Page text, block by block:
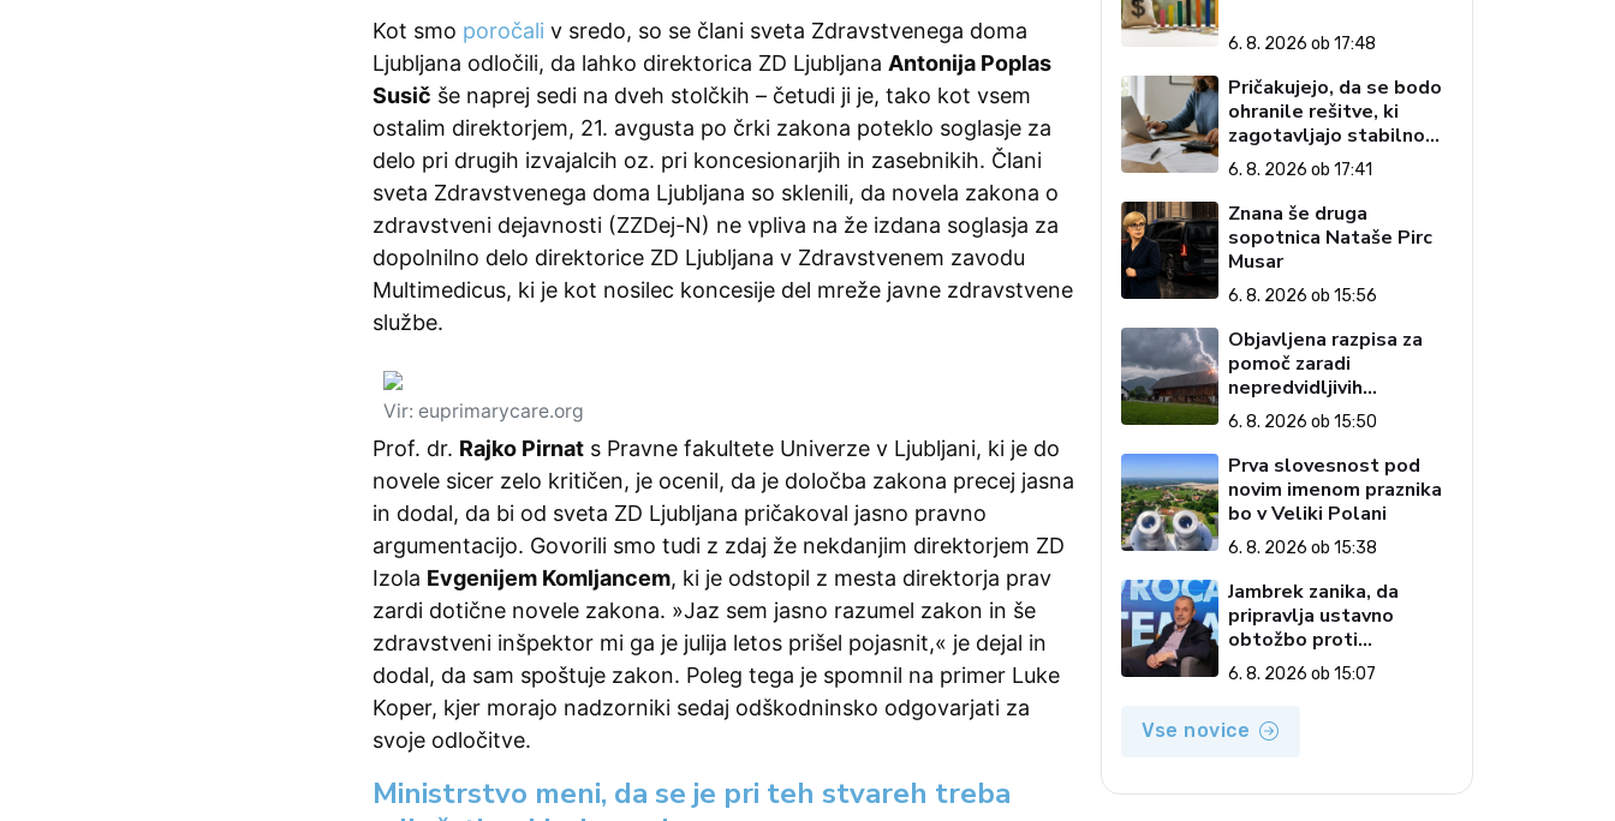
Kot smo poročali v sredo, so se člani sveta Zdravstvenega doma
Ljubljana odločili, da lahko direktorica ZD Ljubljana Antonija Poplas
Susič še naprej sedi na dveh stolčkih – četudi ji je, tako kot vsem
ostalim direktorjem, 21. avgusta po črki zakona poteklo soglasje za
delo pri drugih izvajalcih oz. pri koncesionarjih in zasebnikih. Člani
sveta Zdravstvenega doma Ljubljana so sklenili, da novela zakona o
zdravstveni dejavnosti (ZZDej-N) ne vpliva na že izdana soglasja za
dopolnilno delo direktorice ZD Ljubljana v Zdravstvenem zavodu
Multimedicus, ki je kot nosilec koncesije del mreže javne zdravstvene
službe.
Vir: euprimarycare.org
Prof. dr. Rajko Pirnat s Pravne fakultete Univerze v Ljubljani, ki je do
novele sicer zelo kritičen, je ocenil, da je določba zakona precej jasna
in dodal, da bi od sveta ZD Ljubljana pričakoval jasno pravno
argumentacijo. Govorili smo tudi z zdaj že nekdanjim direktorjem ZD
Izola Evgenijem Komljancem, ki je odstopil z mesta direktorja prav
zardi dotične novele zakona. »Jaz sem jasno razumel zakon in še
zdravstveni inšpektor mi ga je julija letos prišel pojasnit,« je dejal in
dodal, da sam spoštuje zakon. Poleg tega je spomnil na primer Luke
Koper, kjer morajo nadzorniki sedaj odškodninsko odgovarjati za
svoje odločitve.
Ministrstvo meni, da se je pri teh stvareh treba
6. 8. 2026 ob 17:48
Pričakujejo, da se bodo
ohranile rešitve, ki
zagotavljajo stabilno
davčno okolje
6. 8. 2026 ob 17:41
Znana še druga
sopotnica Nataše Pirc
Musar
6. 8. 2026 ob 15:56
Objavljena razpisa za
pomoč zaradi
nepredvidljivih
dogodkov na kmetiji
6. 8. 2026 ob 15:50
Prva slovesnost pod
novim imenom praznika
bo v Veliki Polani
6. 8. 2026 ob 15:38
Jambrek zanika, da
pripravlja ustavno
obtožbo proti
predsednici: To je
popolnoma neresnična
6. 8. 2026 ob 15:07
Vse novice